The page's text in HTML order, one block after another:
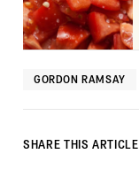
GORDON RAMSAY
SHARE THIS ARTICLE